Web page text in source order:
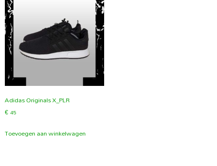
Adidas Originals X_PLR
€45
Toevoegen aan winkelwagen